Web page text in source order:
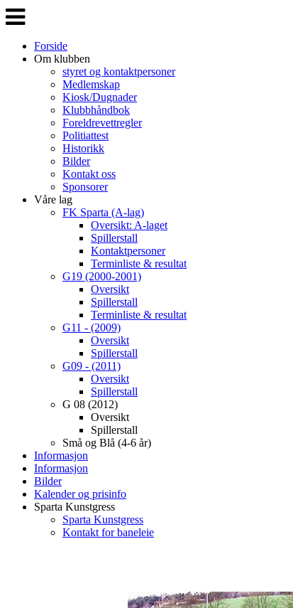
Veksle
navigasjon
Forside
Om klubben
styret og kontaktpersoner
Medlemskap
Kiosk/Dugnader
Klubbhåndbok
Foreldrevettregler
Politiattest
Historikk
Bilder
Kontakt oss
Sponsorer
Våre lag
FK Sparta (A-lag)
Oversikt: A-laget
Spillerstall
Kontaktpersoner
Terminliste & resultat
G19 (2000-2001)
Oversikt
Spillerstall
Terminliste & resultat
G11 - (2009)
Oversikt
Spillerstall
G09 - (2011)
Oversikt
Spillerstall
G 08 (2012)
Oversikt
Spillerstall
Små og Blå (4-6 år)
Informasjon
Informasjon
Bilder
Kalender og prisinfo
Sparta Kunstgress
Sparta Kunstgress
Kontakt for baneleie